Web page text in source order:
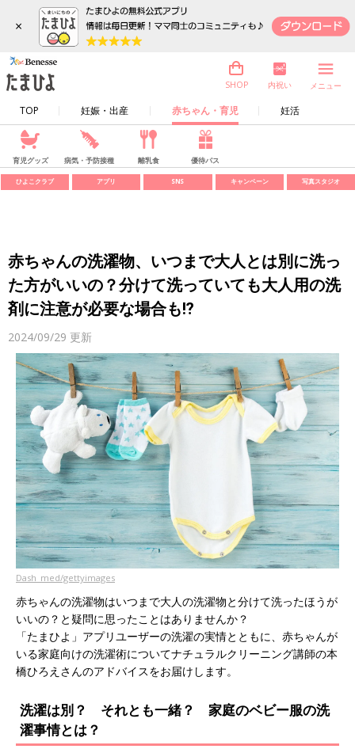
×
TOP 妊娠・出産 赤ちゃん・育児 妊活
SHOP 内祝い メニュー
育児グッズ 病気・予防接種 離乳食 優待パス
ひよこクラブ アプリ SNS キャンペーン 写真スタジオ
赤ちゃんの洗濯物、いつまで大人とは別に洗っ
た方がいいの？分けて洗っていても大人用の洗
剤に注意が必要な場合も⁉
2024/09/29 更新
Dash_med/gettyimages
赤ちゃんの洗濯物はいつまで大人の洗濯物と分けて洗ったほうが
いいの？と疑問に思ったことはありませんか？
「たまひよ」アプリユーザーの洗濯の実情とともに、赤ちゃんが
いる家庭向けの洗濯術についてナチュラルクリーニング講師の本
橋ひろえさんのアドバイスをお届けします。
洗濯は別？ それとも一緒？ 家庭のベビー服の洗
濯事情とは？